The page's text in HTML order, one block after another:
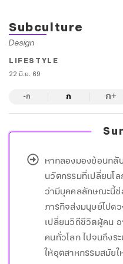
Subculture
Design
LIFESTYLE
22 มิ.ย. 69
-ก ก ก+
หากลองมองย้อนกลั
นวัตกรรมที่เปลี่ยนโ
ว่ามีบุคคลลักษณะนี้
ภารกิจส่งมนุษย์ไปด
เปลี่ยนวิถีชีวิตผู้คน
คนทั่วโลก ไปจนถึงร
ให้อุตสาหกรรมสมัยใ